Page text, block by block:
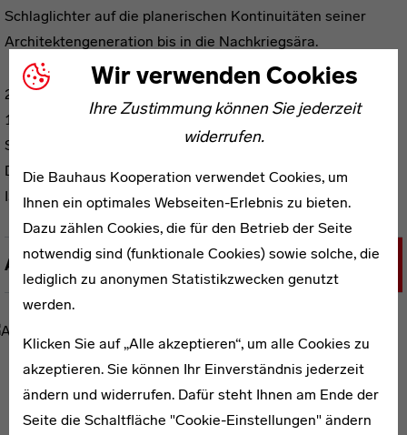
Wir verwenden Cookies
Ihre Zustimmung können Sie jederzeit
widerrufen.
Die Bauhaus Kooperation verwendet Cookies, um
Ihnen ein optimales Webseiten-Erlebnis zu bieten.
Dazu zählen Cookies, die für den Betrieb der Seite
notwendig sind (funktionale Cookies) sowie solche, die
lediglich zu anonymen Statistikzwecken genutzt
werden.
Klicken Sie auf „Alle akzeptieren“, um alle Cookies zu
akzeptieren. Sie können Ihr Einverständnis jederzeit
ändern und widerrufen. Dafür steht Ihnen am Ende der
Seite die Schaltfläche "Cookie-Einstellungen" ändern
Schlaglichter auf die planerischen Kontinuitäten seiner
Architektengeneration bis in die Nachkriegsära.
2021, Gebr. Mann Verlag, Berlin
104 Seiten, 68 s/w-Abb., Prägedruck und transparentem
Schutzumschlag
Deutsch
ISBN 978-3-7861-2790-1
Autoreninformationen
WEITERE PUBLIKATIONEN ZUM THEMA